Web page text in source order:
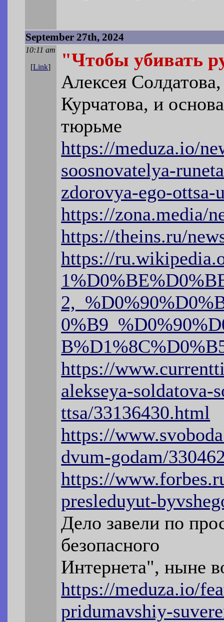
September 27th, 2024
10:11 am
[Link]
"Чтобы убивать
Алексея
Курчатова, и
тюрьме
https://meduza.io/
soosnovatelya-
zdorovya-ego-
https://zona.media/
https://theins.ru/
https://
https://
alekseya-soldatova-
ttsa/33136430.html
https://
dvum-godam/3
https://
presleduyut-
Дело завели по
безопасного
Интернета", ныне
https://meduza.io/
pridumavshiy-